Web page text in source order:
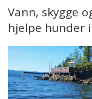
Vann, skygge
hjelpe hunder